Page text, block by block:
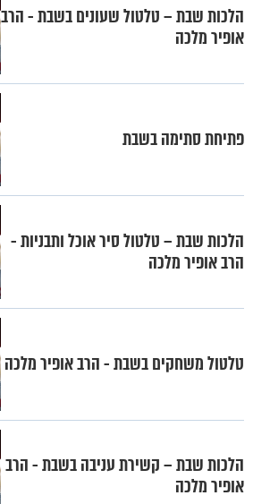
הלכות שבת – טלטול שעונים בשבת - הרב
אופיר מלכה
פתיחת סתימה בשבת
הלכות שבת – טלטול סיר אוכל ותבניות -
הרב אופיר מלכה
טלטול משחקים בשבת - הרב אופיר מלכה
הלכות שבת – קשירת עניבה בשבת - הרב
אופיר מלכה